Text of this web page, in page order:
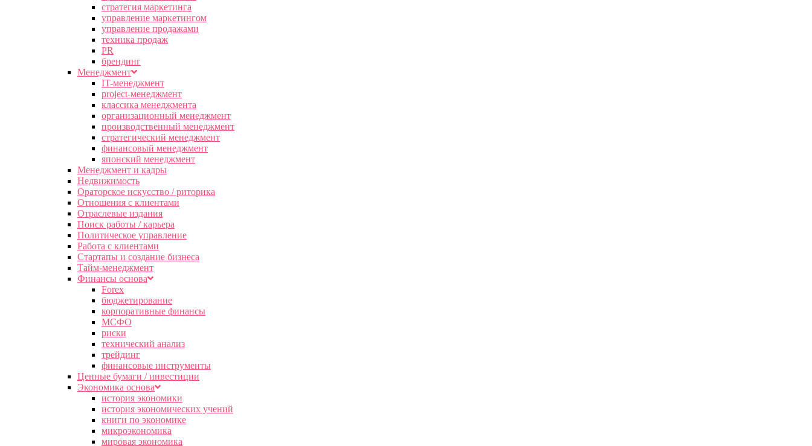
стратегия маркетинга
управление маркетингом
управление продажами
техника продаж
PR
брендинг
Менеджмент
IT-менеджмент
project-менеджмент
классика менеджмента
организационный менеджмент
производственный менеджмент
стратегический менеджмент
финансовый менеджмент
японский менеджмент
Менеджмент и кадры
Недвижимость
Ораторское искусство / риторика
Отношения с клиентами
Отраслевые издания
Поиск работы / карьера
Политическое управление
Работа с клиентами
Стартапы и создание бизнеса
Тайм-менеджмент
Финансы основа
Forex
бюджетирование
корпоративные финансы
МСФО
риски
технический анализ
трейдинг
финансовые инструменты
Ценные бумаги / инвестиции
Экономика основа
история экономики
история экономических учений
книги по экономике
микроэкономика
мировая экономика